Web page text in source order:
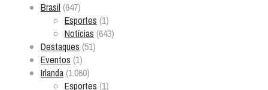
Brasil (647)
Esportes (1)
Notícias (643)
Destaques (51)
Eventos (1)
Irlanda(1.060)
Esportes (1)